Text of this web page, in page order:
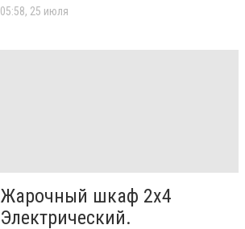
05:58, 25 июля
Жарочный шкаф 2х4
Электрический.